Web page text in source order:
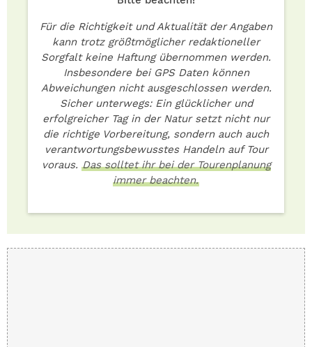
Für die Richtigkeit und Aktualität der Angaben
kann trotz größtmöglicher redaktioneller
Sorgfalt keine Haftung übernommen werden.
Insbesondere bei GPS Daten können
Abweichungen nicht ausgeschlossen werden.
Sicher unterwegs: Ein glücklicher und
erfolgreicher Tag in der Natur setzt nicht nur
die richtige Vorbereitung, sondern auch auch
verantwortungsbewusstes Handeln auf Tour
voraus. Das solltet ihr bei der Tourenplanung
immer beachten.